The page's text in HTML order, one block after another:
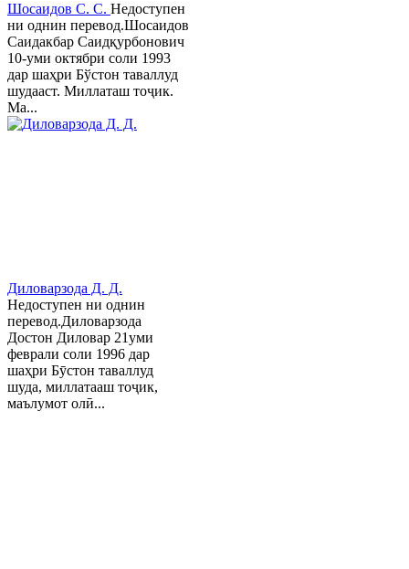
Шосаидов С. С. Недоступен
ни однин перевод.Шосаидов
Саидакбар Саидқурбонович
10-уми октябри соли 1993
дар шаҳри Бўстон таваллуд
шудааст. Миллаташ тоҷик.
Ма...
Диловарзода Д. Д.
Недоступен ни однин
перевод.Диловарзода
Достон Диловар 21уми
феврали соли 1996 дар
шаҳри Бӯстон таваллуд
шуда, миллатааш тоҷик,
маълумот олӣ...